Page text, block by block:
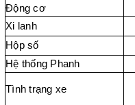
Động cơ
Xi lanh
Hộp số
Hệ thống Phanh
Tình trạng xe